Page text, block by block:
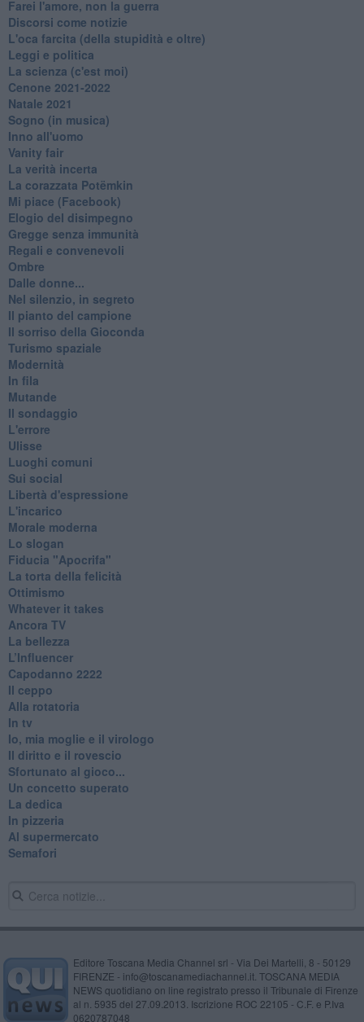
Farei l'amore, non la guerra
Discorsi come notizie
L'oca farcita (della stupidità e oltre)
Leggi e politica
La scienza (c'est moi)
Cenone 2021-2022
Natale 2021
Sogno (in musica)
Inno all'uomo
Vanity fair
La verità incerta
La corazzata Potëmkin
Mi piace (Facebook)
Elogio del disimpegno
Gregge senza immunità
Regali e convenevoli
Ombre
Dalle donne...
Nel silenzio, in segreto
Il pianto del campione
Il sorriso della Gioconda
Turismo spaziale
Modernità
In fila
Mutande
Il sondaggio
L'errore
Ulisse
Luoghi comuni
Sui social
Libertà d'espressione
L'incarico
Morale moderna
Lo slogan
Fiducia "Apocrifa"
La torta della felicità
Ottimismo
Whatever it takes
Ancora TV
La bellezza
L’Influencer
​Capodanno 2222
Il ceppo
Alla rotatoria
In tv
Io, mia moglie e il virologo
Il diritto e il rovescio
Sfortunato al gioco...
Un concetto superato
La dedica
In pizzeria
Al supermercato
Semafori
Editore Toscana Media Channel srl - Via Dei Martelli, 8 - 50129
FIRENZE - info@toscanamediachannel.it. TOSCANA MEDIA
NEWS quotidiano on line registrato presso il Tribunale di Firenze
al n. 5935 del 27.09.2013. Iscrizione ROC 22105 - C.F. e P.Iva
0620787048